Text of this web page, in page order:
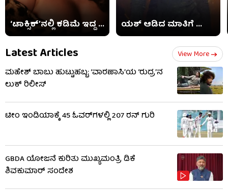
‘ಟಾಕ್ಸಿಕ್​’ನಲ್ಲಿ ಕಡಿಮೆ ಇದ್ದ ... ಯಶ್ ಆಡಿದ ಮಾತಿಗೆ ...
Latest Articles View More
ಮಹೇಶ್ ಬಾಬು ಹುಟ್ಟುಹಬ್ಬ: ‘ವಾರಣಾಸಿ’ಯ ‘ರುದ್ರ’ನ
ಲುಕ್ ರಿಲೀಸ್
ಟೀಂ ಇಂಡಿಯಾಕ್ಕೆ 45 ಓವರ್‌ಗಳಲ್ಲಿ 207 ರನ್ ಗುರಿ
GBDA ಯೋಜನೆ ಕುರಿತು ಮುಖ್ಯಮಂತ್ರಿ ಡಿಕೆ
ಶಿವಕುಮಾರ್ ಸಂದೇಶ